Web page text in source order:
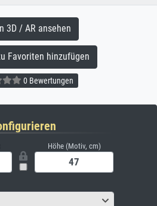
3D / AR ansehen
hinzufügen
0 Bewertungen
Höhe (Motiv, cm)